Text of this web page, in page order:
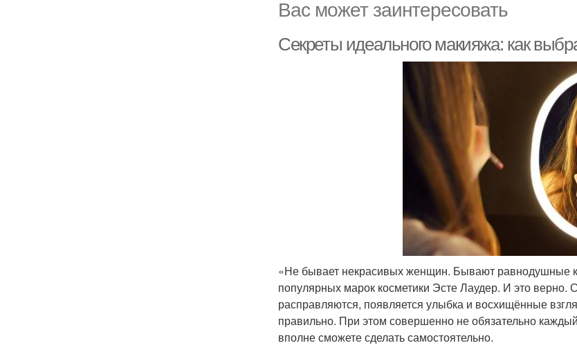
Вас может заинтересовать
Секреты идеального макияжа: как
«Не бывает некрасивых женщин. Бывают равнодушные к
популярных марок косметики Эсте Лаудер. И это верно.
расправляются, появляется улыбка и восхищённые
правильно. При этом совершенно не обязательно
вполне сможете сделать самостоятельно.